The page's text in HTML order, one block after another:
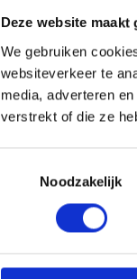
Deze website
We gebruiken
websiteverkeer te
media, adverteren
verstrekt of die ze
Noodzakelijk
Hoe kan ik als
Doelgroep:
Deze e-learning is
Verloskundigen).
Kosten: